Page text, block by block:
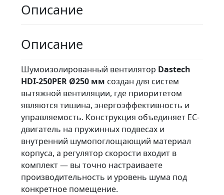
Описание
Описание
Шумоизолированный вентилятор Dastech
HDI-250PER Ø250 мм создан для систем
вытяжной вентиляции, где приоритетом
являются тишина, энергоэффективность и
управляемость. Конструкция объединяет EC-
двигатель на пружинных подвесах и
внутренний шумопоглощающий материал
корпуса, а регулятор скорости входит в
комплект — вы точно настраиваете
производительность и уровень шума под
конкретное помещение.